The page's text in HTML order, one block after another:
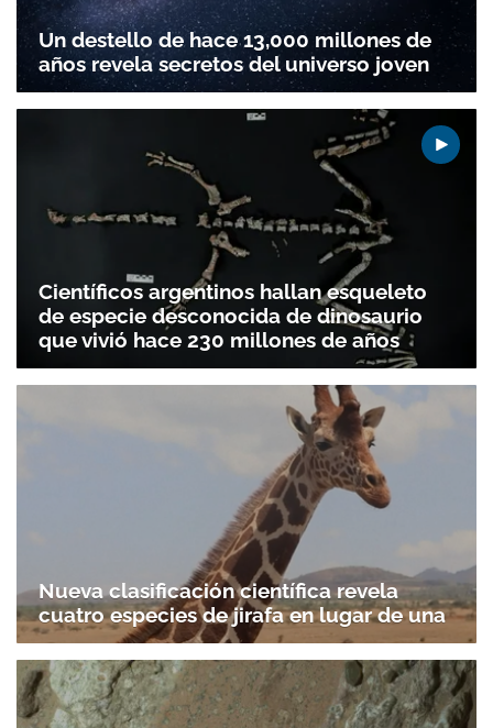
Un destello de hace 13,000 millones de
años revela secretos del universo joven
Científicos argentinos hallan esqueleto
de especie desconocida de dinosaurio
que vivió hace 230 millones de años
Nueva clasificación científica revela
cuatro especies de jirafa en lugar de una